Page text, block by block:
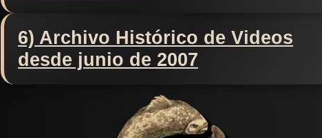
6) Archivo Histórico de Videos
desde junio de 2007